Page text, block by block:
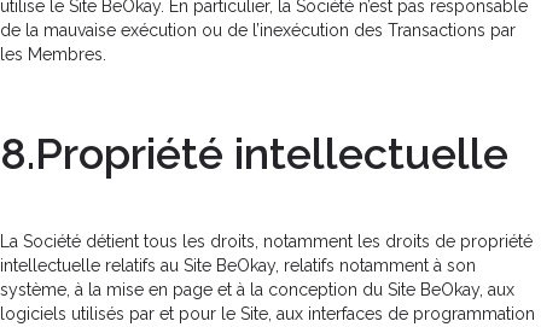
utilise le Site BeOkay. En particulier, la Société n’est pas responsable
de la mauvaise exécution ou de l’inexécution des Transactions par
les Membres.
8.Propriété intellectuelle
La Société détient tous les droits, notamment les droits de propriété
intellectuelle relatifs au Site BeOkay, relatifs notamment à son
système, à la mise en page et à la conception du Site BeOkay, aux
logiciels utilisés par et pour le Site, aux interfaces de programmation